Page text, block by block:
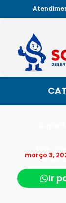
março 3,
horas
Ir